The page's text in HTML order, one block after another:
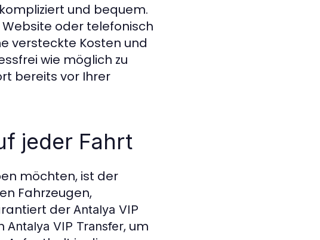
und bequem.
oder telefonisch
versteckte Kosten und
wie möglich zu
bereits vor Ihrer
jeder Fahrt
möchten, ist der
Fahrzeugen,
der Antalya VIP
Antalya VIP Transfer, um